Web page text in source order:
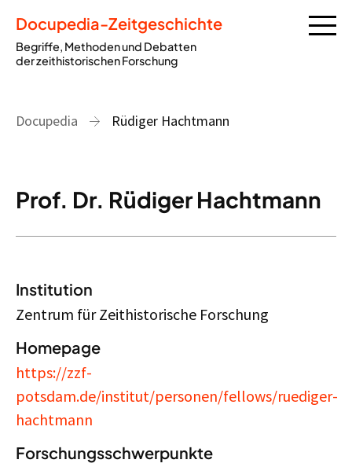
Docupedia-Zeitgeschichte
Begriffe, Methoden und Debatten
der zeithistorischen Forschung
Docupedia Rüdiger Hachtmann
Prof. Dr. Rüdiger Hachtmann
Institution
Zentrum für Zeithistorische Forschung
Homepage
https://zzf-
potsdam.de/institut/personen/fellows/ruediger-
hachtmann
Forschungsschwerpunkte